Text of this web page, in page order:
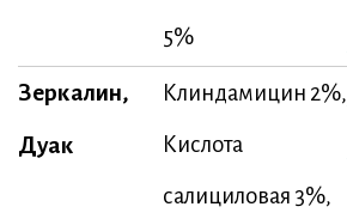
5%
Зеркалин,
Дуак
Клиндамицин 2%,
Кислота
салициловая 3%,